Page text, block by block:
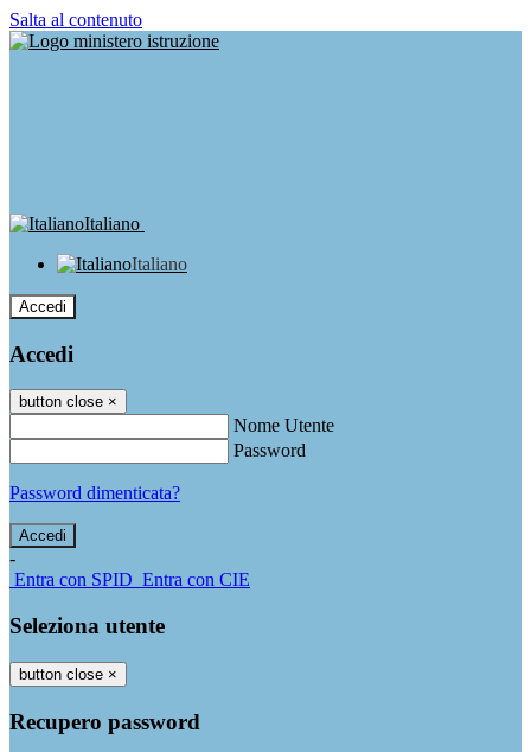
Salta al contenuto
Italiano
Italiano
Accedi
Accedi
button close ×
Nome Utente
Password
Password dimenticata?
-
Entra con SPID Entra con CIE
Seleziona utente
button close ×
Recupero password